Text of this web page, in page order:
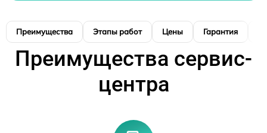
Преимущества Этапы работ Цены Гарантия
Преимущества сервис-
центра